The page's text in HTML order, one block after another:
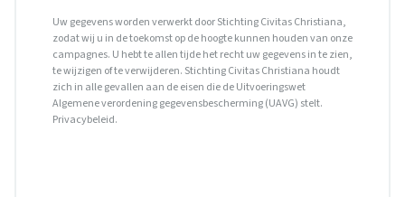
Uw gegevens worden verwerkt door Stichting Civitas Christiana,
zodat wij u in de toekomst op de hoogte kunnen houden van onze
campagnes. U hebt te allen tijde het recht uw gegevens in te zien,
te wijzigen of te verwijderen. Stichting Civitas Christiana houdt
zich in alle gevallen aan de eisen die de Uitvoeringswet
Algemene verordening gegevensbescherming (UAVG) stelt.
Privacybeleid.